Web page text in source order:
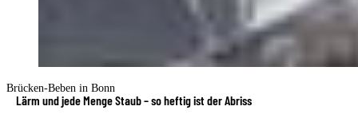
Brücken-Beben in Bonn
Lärm und jede Menge Staub – so heftig ist der Abriss